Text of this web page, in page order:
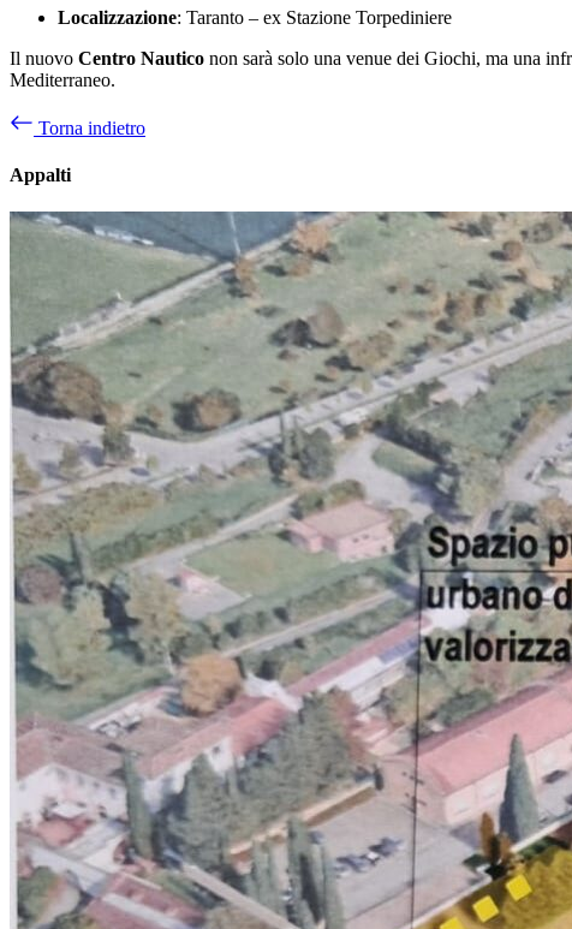
Localizzazione: Taranto – ex Stazione Torpediniere
Il nuovo Centro Nautico non sarà solo una venue dei Giochi, ma una
Mediterraneo.
Torna indietro
Appalti